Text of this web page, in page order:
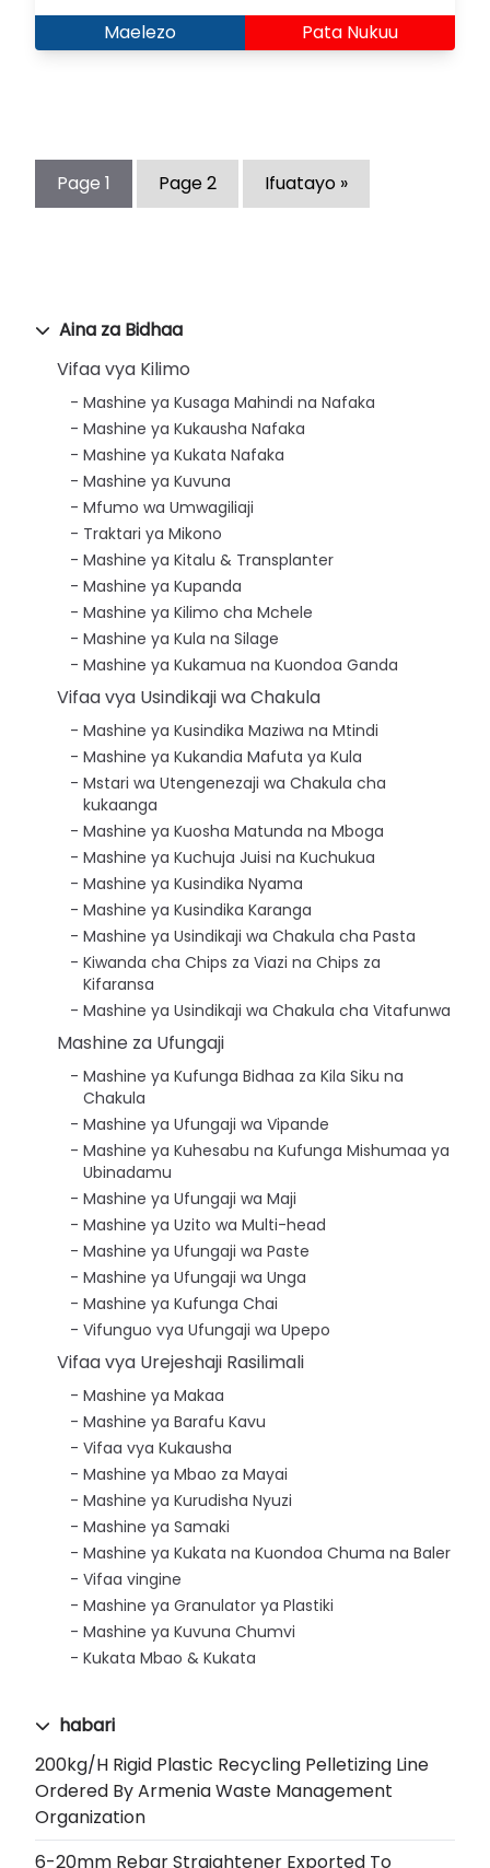
Aina za Bidhaa
Vifaa vya Kilimo
Mashine ya Kusaga Mahindi na Nafaka
Mashine ya Kukausha Nafaka
Mashine ya Kukata Nafaka
Mashine ya Kuvuna
Mfumo wa Umwagiliaji
Traktari ya Mikono
Mashine ya Kitalu & Transplanter
Mashine ya Kupanda
Mashine ya Kilimo cha Mchele
Mashine ya Kula na Silage
Mashine ya Kukamua na Kuondoa Ganda
Vifaa vya Usindikaji wa Chakula
Mashine ya Kusindika Maziwa na Mtindi
Mashine ya Kukandia Mafuta ya Kula
Mstari wa Utengenezaji wa Chakula cha
kukaanga
Mashine ya Kuosha Matunda na Mboga
Mashine ya Kuchuja Juisi na Kuchukua
Mashine ya Kusindika Nyama
Mashine ya Kusindika Karanga
Mashine ya Usindikaji wa Chakula cha Pasta
Kiwanda cha Chips za Viazi na Chips za
Kifaransa
Mashine ya Usindikaji wa Chakula cha Vitafunwa
Mashine za Ufungaji
Mashine ya Kufunga Bidhaa za Kila Siku na
Chakula
Mashine ya Ufungaji wa Vipande
Mashine ya Kuhesabu na Kufunga Mishumaa ya
Ubinadamu
Mashine ya Ufungaji wa Maji
Mashine ya Uzito wa Multi-head
Mashine ya Ufungaji wa Paste
Mashine ya Ufungaji wa Unga
Mashine ya Kufunga Chai
Vifunguo vya Ufungaji wa Upepo
Vifaa vya Urejeshaji Rasilimali
Mashine ya Makaa
Mashine ya Barafu Kavu
Vifaa vya Kukausha
Mashine ya Mbao za Mayai
Mashine ya Kurudisha Nyuzi
Mashine ya Samaki
Mashine ya Kukata na Kuondoa Chuma na Baler
Vifaa vingine
Mashine ya Granulator ya Plastiki
Mashine ya Kuvuna Chumvi
Kukata Mbao & Kukata
habari
200kg/h Rigid Plastic Recycling Pelletizing Line
Ordered By Armenia Waste Management
Organization
6-20mm Rebar Straightener Exported To
Maelezo Pata Nukuu
Page 1 Page2 Ifuatayo »